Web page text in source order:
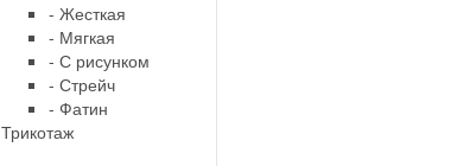
- Жесткая
- Мягкая
- С рисунком
- Стрейч
- Фатин
Трикотаж